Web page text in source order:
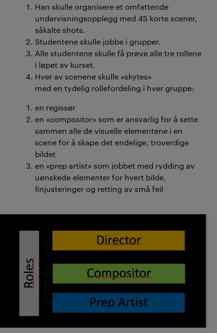
elegant rotasjonssystem der
alle studentene fikk prøve
alle roller og samarbeide
bredt, helt uten kaos.
Resultatet til Lomba var ikke
bare matematisk vakkert,
men pedagogisk kraftfullt:
økt motivasjon, sterkere
ansvarsfølelse og reell
forberedelse til arbeidslivet.
(Sammendraget er laget av KI og
Han skulle organisere et omfattende
undervisningsopplegg med 45 korte scener,
såkalte shots.
Studentene skulle jobbe i grupper.
Alle studentene skulle få prøve alletre rollene
i løpet av kurset.
Hver av scenene skulle «skytes»
med en tydelig rollefordeling i hver gruppe:
en regissør
en «compositor» som er ansvarlig for å sette
sammen alle de visuelle elementene i en
scene for å skape det endelige, troverdige
bildet
en «prep artist» som jobbet med rydding av
uønskede elementer for hvert bilde,
finjusteringer og retting av små feil